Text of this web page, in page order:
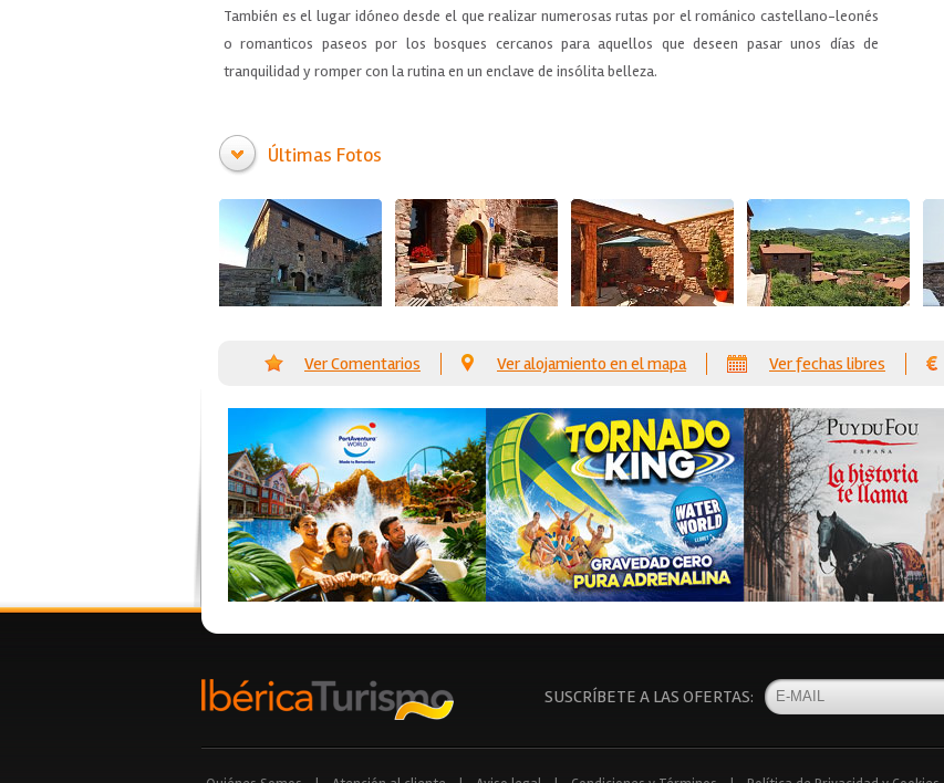
También es el lugar idóneo desde el que realizar numerosas rutas por el románico castellano-leonés
o romanticos paseos por los bosques cercanos para aquellos que deseen pasar unos días de
tranquilidad y romper con la rutina en un enclave de insólita belleza.
Últimas Fotos
Ver Comentarios Ver alojamiento en el mapa Ver fechas libres
SUSCRÍBETE A LAS OFERTAS: